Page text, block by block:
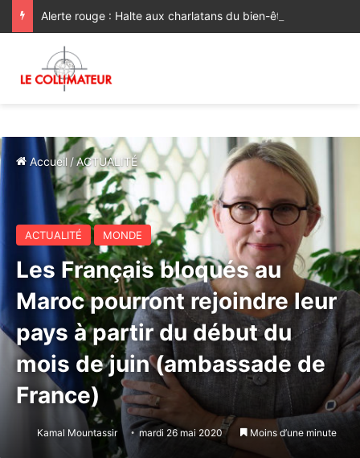
Alerte rouge : Halte aux charlatans du bien-être !
Accueil /ACTUALITÉ
ACTUALITÉ MONDE
Les Français bloqués au
Maroc pourront rejoindre leur
pays à partir du début du
mois de juin (ambassade de
France)
Kamal Mountassir mardi 26 mai 2020 Moins d’une minute